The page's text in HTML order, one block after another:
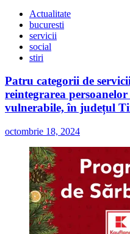
Actualitate
bucuresti
servicii
social
stiri
Patru categorii de
reintegrarea
vulnerabile, în județul
octombrie 18, 2024